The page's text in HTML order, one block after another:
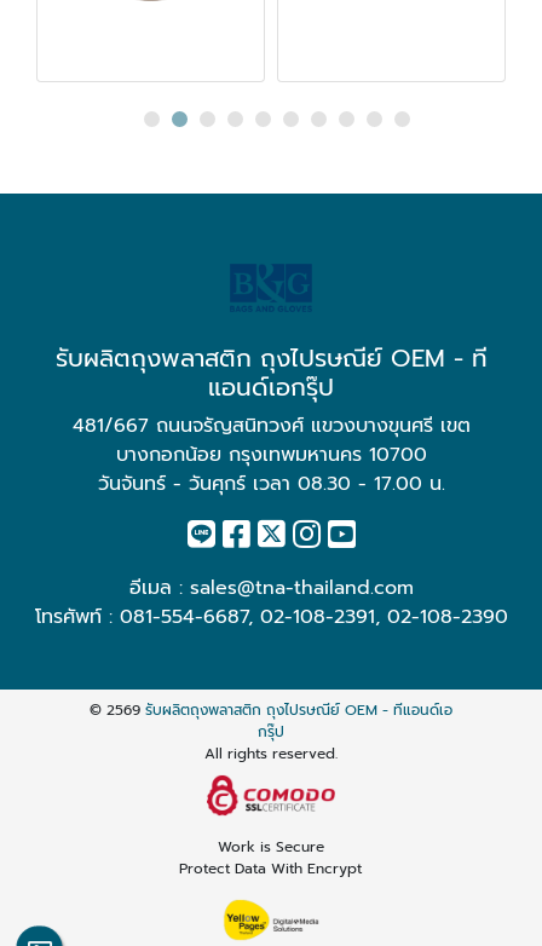
รับผลิตถุงพลาสติก ถุงไปรษณีย์ OEM - ที
แอนด์เอกรุ๊ป
481/667 ถนนจรัญสนิทวงศ์ แขวงบางขุนศรี เขต
บางกอกน้อย กรุงเทพมหานคร 10700
วันจันทร์ - วันศุกร์ เวลา 08.30 - 17.00 น.
อีเมล : sales@tna-thailand.com
โทรศัพท์ : 081-554-6687, 02-108-2391, 02-108-2390
© 2569 รับผลิตถุงพลาสติก ถุงไปรษณีย์ OEM - ทีแอนด์เอ
กรุ๊ป
All rights reserved.
Work is Secure
Protect Data With Encrypt